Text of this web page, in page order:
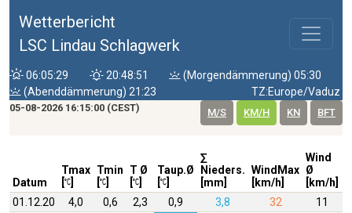
Wetterbericht
LSC Lindau Schlagwerk
06:05:29 20:48:51
(Morgendämmerung) 05:30
(Abenddämmerung) 21:23
TZ:Europe/Vaduz
05-08-2026 16:15:00 (CEST) M/S KM/H KN BFT
Datum
Tmax Tmin
T Ø
Taup.Ø
∑
Nieders.
[mm]
WindMax
[km/h]
Wind
Ø
[km/h]
01.12.20 4,0 0,6 2,3 0,9 3,8 32 11